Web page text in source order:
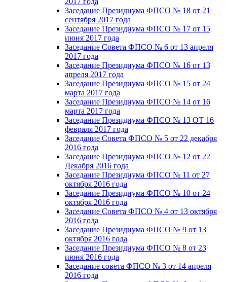
Заседание Президиума ФПСО № 18 от 21
сентября 2017 года
Заседание Президиума ФПСО № 17 от 15
июня 2017 года
Заседание Совета ФПСО № 6 от 13 апреля
2017 года
Заседание Президиума ФПСО № 16 от 13
апреля 2017 года
Заседание Президиума ФПСО № 15 от 24
марта 2017 года
Заседание Президиума ФПСО № 14 от 16
марта 2017 года
Заседание Президиума ФПСО № 13 ОТ 16
февраля 2017 года
Заседание Совета ФПСО № 5 от 22 декабря
2016 года
Заседание Президиума ФПСО № 12 от 22
Декабря 2016 года
Заседание Президиума ФПСО № 11 от 27
октября 2016 года
Заседание Президиума ФПСО № 10 от 24
октября 2016 года
Заседание Совета ФПСО № 4 от 13 октября
2016 года
Заседание Президиума ФПСО № 9 от 13
октября 2016 года
Заседание Президиума ФПСО № 8 от 23
июня 2016 года
Заседание совета ФПСО № 3 от 14 апреля
2016 года